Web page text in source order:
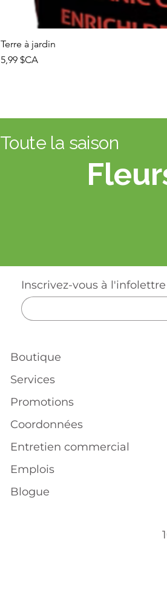
Terre à jardin
Prix
5,99 $CA
Toute la saison
Inscrivez-vous à l'infolettre
Boutique
Services
Promotions
Coordonnées
Entretien commercial
Emplois
Blogue